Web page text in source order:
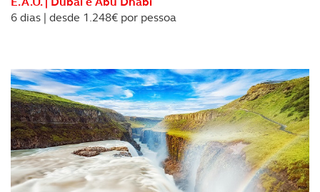
Realçamos que o bloqueio de certo tipo de Cookies e
disponibilizados.
Consulte a política de cookies do site.
6 dias | desde 1.248€ por pessoa